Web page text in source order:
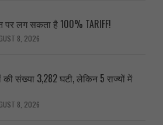
लग सकता है 100% TARIFF!
8, 2026
संख्या 3,282 घटी, लेकिन 5 राज्यों में
8, 2026